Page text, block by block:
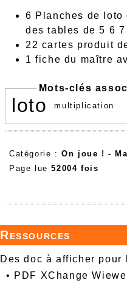
6 Planches de loto
des tables de 5 6 7
22 cartes produit
1 fiche du maître
Mots-clés
loto multiplication
Catégorie :On joue ! -
Page lue52004 fois
Ressources
Des doc à afficher
• PDF XChange